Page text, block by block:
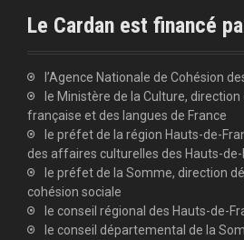
Le Cardan est financé
l’Agence Nationale de Cohésion
le Ministère de la Culture,
française et des langues de France
le préfet de la région Hauts-de-
des affaires culturelles des Hauts-de-
le préfet de la Somme, direction
cohésion sociale
le conseil régional des Hauts-de-
le conseil départemental de la